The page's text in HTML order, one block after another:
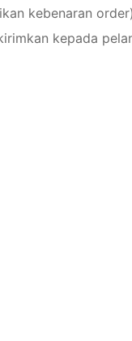
kebenaran order)
kepada